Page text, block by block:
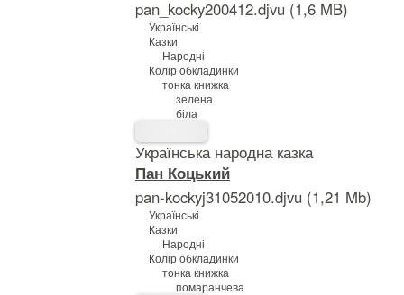
pan_kocky200412.djvu (1,6 MB)
Українські
Казки
Народні
Колір обкладинки
тонка книжка
зелена
біла
Українська народна казка
Пан Коцький
pan-kockyj31052010.djvu (1,21 Mb)
Українські
Казки
Народні
Колір обкладинки
тонка книжка
помаранчева